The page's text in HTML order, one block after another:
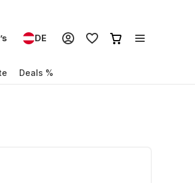
DE
Deals %